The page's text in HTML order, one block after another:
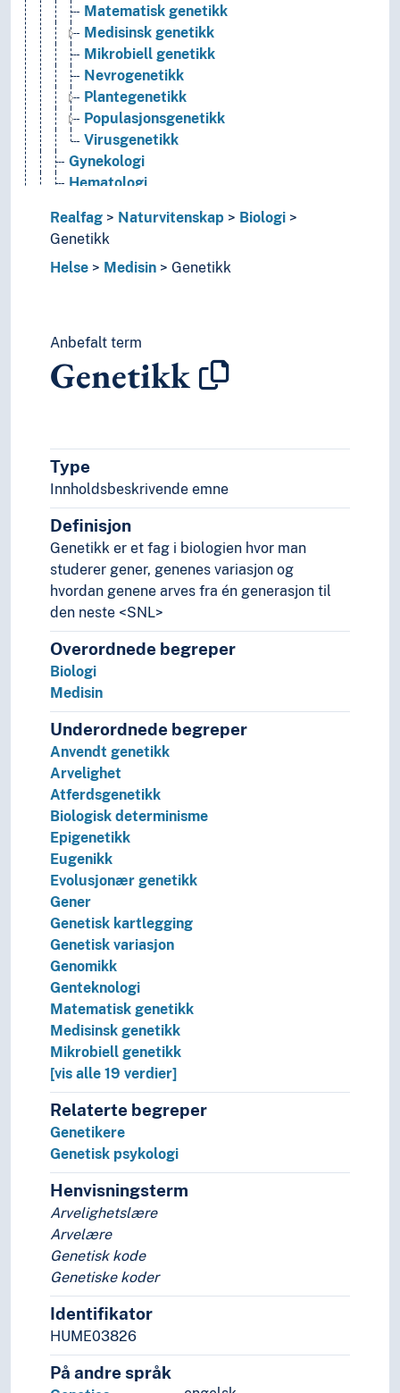
Matematisk genetikk
Medisinsk genetikk
Mikrobiell genetikk
Nevrogenetikk
Plantegenetikk
Populasjonsgenetikk
Virusgenetikk
Gynekologi
Hematologi
Indremedisin
Intensivmedisin
Kasus (Medisin)
Kunnskapsbasert medisin
Medisinsk forskning
Miljømedisin
Naturmedisin
Nevrovitenskap
Patogener
Patologi
Psykiatri
Rettsmedisin
Screening (Medisin)
Sexologi
Sosialmedisin
Telemedisin
Veterinærmedisin
Odontologi
Pleie
Psykisk helse
Sykdommer
Terapi
Historie og historiefaget
Humaniora
Informatikk og informasjonsteknologi
Ingeniørfag
Kulturkunnskap
Kunst
Lingvistikk
Litteratur
Navn, personer og skikkelser
Næringsliv og økonomi
Pedagogikk
Psykologi
Realfag
Matematikk
Naturvitenskap
Astronomi
Biologi
(biologi etter type)
Arter (Biologi)
Biologiske effekter
Biologiske systemer
Botanikk
Evolusjon
Fysiologi
Genetikk
Anvendt genetikk
Arvelighet
Realfag Naturvitenskap
Biologi
Genetikk
Helse
Medisin Genetikk
Anbefalt term
Genetikk
Type
Innholdsbeskrivende emne
Definisjon
Genetikk er et fag i biologien hvor man
studerer gener, genenes variasjon og
hvordan genene arves fra én generasjon til
den neste <SNL>
Overordnede begreper
Biologi
Medisin
Underordnede begreper
Anvendt genetikk
Arvelighet
Atferdsgenetikk
Biologisk determinisme
Epigenetikk
Eugenikk
Evolusjonær genetikk
Gener
Genetisk kartlegging
Genetisk variasjon
Genomikk
Genteknologi
Matematisk genetikk
Medisinsk genetikk
Mikrobiell genetikk
[vis alle 19 verdier]
Relaterte begreper
Genetikere
Genetisk psykologi
Henvisningsterm
Arvelighetslære
Arvelære
Genetisk kode
Genetiske koder
Identifikator
HUME03826
På andre språk